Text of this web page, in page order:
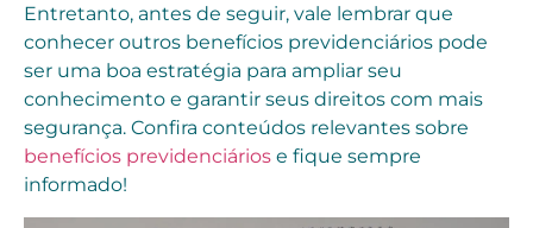
Entretanto, antes de seguir, vale lembrar que
conhecer outros benefícios previdenciários pode
ser uma boa estratégia para ampliar seu
conhecimento e garantir seus direitos com mais
segurança. Confira conteúdos relevantes sobre
benefícios previdenciários e fique sempre
informado!